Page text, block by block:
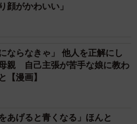
顔がかわいい」
ならなきゃ」 他人を正解にし
親 自己主張が苦手な娘に教わ
【漫画】
あげると青くなる」ほんと